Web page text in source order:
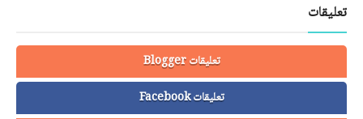
تعليقات
تعليقات Blogger
تعليقات Facebook